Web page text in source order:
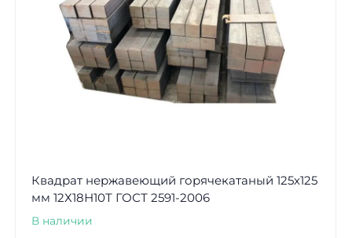
Квадрат нержавеющий горячекатаный 125х125
мм 12Х18Н10Т ГОСТ 2591-2006
В наличии